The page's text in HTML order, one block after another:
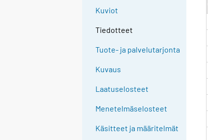
Kuviot
Tiedotteet
Tuote- ja palvelutarjonta
Kuvaus
Laatuselosteet
Menetelmäselosteet
Käsitteet ja määritelmät